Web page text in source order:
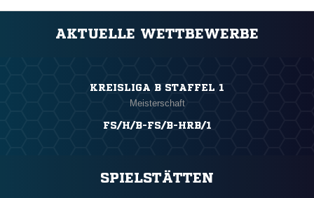
AKTUELLE WETTBEWERBE
KREISLIGA B STAFFEL 1
Meisterschaft
FS/H/B-FS/B-HRB/1
SPIELSTÄTTEN